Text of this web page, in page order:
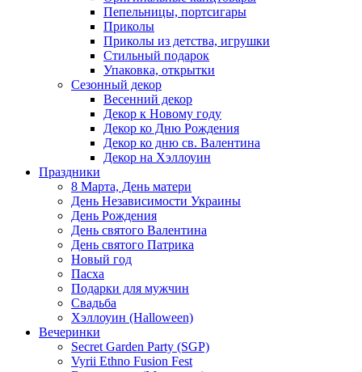
Пепельницы, портсигары
Приколы
Приколы из детства, игрушки
Стильный подарок
Упаковка, открытки
Сезонный декор
Весенний декор
Декор к Новому году
Декор ко Дню Рождения
Декор ко дню св. Валентина
Декор на Хэллоуин
Праздники
8 Марта, День матери
День Независимости Украины
День Рождения
День святого Валентина
День святого Патрика
Новый год
Пасха
Подарки для мужчин
Свадьба
Хэллоуин (Halloween)
Вечеринки
Secret Garden Party (SGP)
Vyrii Ethno Fusion Fest